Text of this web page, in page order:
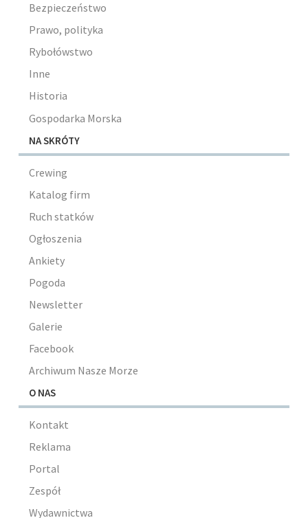
Bezpieczeństwo
Prawo, polityka
Rybołówstwo
Inne
Historia
Gospodarka Morska
NA SKRÓTY
Crewing
Katalog firm
Ruch statków
Ogłoszenia
Ankiety
Pogoda
Newsletter
Galerie
Facebook
Archiwum Nasze Morze
O NAS
Kontakt
Reklama
Portal
Zespół
Wydawnictwa